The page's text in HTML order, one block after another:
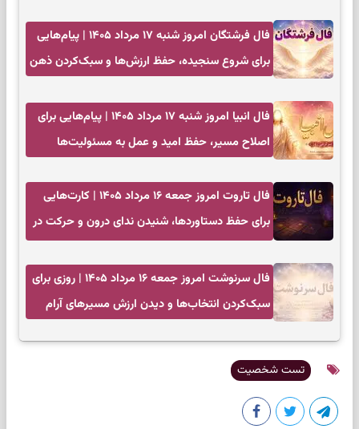
فال فرشتگان امروز شنبه ۱۷ مرداد ۱۴۰۵ | پیام‌هایی
برای شروع سنجیده، حفظ ارزش‌ها و سبک‌کردن ذهن
فال انبیا امروز شنبه ۱۷ مرداد ۱۴۰۵ | پیام‌هایی برای
اصلاح مسیر، حفظ امید و عمل به مسئولیت‌ها
فال تاروت امروز جمعه ۱۶ مرداد ۱۴۰۵ | کارت‌هایی
برای حفظ دستاوردها، شنیدن ندای درون و حرکت در
فال سرنوشت امروز جمعه ۱۶ مرداد ۱۴۰۵ | روزی برای
سبک‌کردن انتخاب‌ها و دیدن ارزش مسیرهای آرام
تست شخصیت